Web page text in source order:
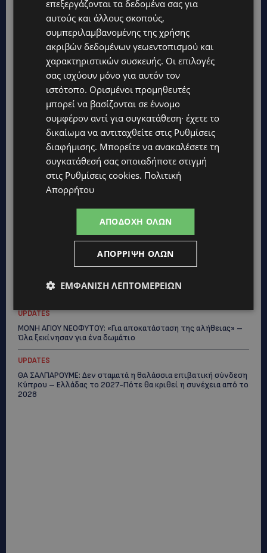
ΦΕΙΔΙΑΣ ΠΑΝΑΓΙΩΤΟΥ: Η εμφάνισή του στην εκδήλωση για
Ισαάκ και Σολωμού προκάλεσε αντιδράσεις – «Ασέβεια προς
τους νεκρούς»-(Φώτο)
UPDATES
ΔΗΜΟΣ ΛΑΤΣΙΩΝ – ΓΕΡΙΟΥ: Πάνω από 8.000 υπογραφές κατά
των Δομών Ανηλίκων – Ζητούν γραπτή δέσμευση από το
ΑΓΙΟΣ ΙΩΑΝΝΗΣ ΠΙΤΣΙΛΙΑΣ: Ξανανοίγει η πισίνα του χωριού –
Μια ανάσα δροσιάς για κατοίκους και επισκέπτες
LIFESTYLE
ΕΛΕΝΑ ΠΑΠΑΔΟΠΟΥΛΟΥ: Από τη σκηνή στην Αντιπροεδρία του
ΘΟΚ – «Μεγάλη τιμή και μεγάλη ευθύνη»
ARLA PROTEIN: Συνεχίζει να καινοτομεί με το Arla Protein Food
ΜΑΚΑΡΙΟΣ ΔΡΟΥΣΙΩΤΗΣ: «Δεν ξεκινήσαμε μόνοι μας» – Η
Αστυνομία ξεκαθαρίζει πώς άρχισε η έρευνα
UPDATES
ΜΟΝΗ ΑΓΙΟΥ ΝΕΟΦΥΤΟΥ: «Για αποκατάσταση της αλήθειας» –
Όλα ξεκίνησαν για ένα δωμάτιο
UPDATES
ΘΑ ΣΑΛΠΑΡΟΥΜΕ: Δεν σταματά η θαλάσσια επιβατική σύνδεση
Κύπρου – Ελλάδας το 2027-Πότε θα κριθεί η συνέχεια από το
2028
επεξεργάζονται τα δεδομένα σας για
αυτούς και άλλους σκοπούς,
συμπεριλαμβανομένης της χρήσης
ακριβών δεδομένων γεωεντοπισμού και
χαρακτηριστικών συσκευής. Οι επιλογές
σας ισχύουν μόνο για αυτόν τον
ιστότοπο. Ορισμένοι προμηθευτές
μπορεί να βασίζονται σε έννομο
συμφέρον αντί για συγκατάθεση· έχετε το
δικαίωμα να αντιταχθείτε στις Ρυθμίσεις
διαφήμισης. Μπορείτε να ανακαλέσετε τη
συγκατάθεσή σας οποιαδήποτε στιγμή
στις Ρυθμίσεις cookies. Πολιτική
Απορρήτου
ΑΠΟΔΟΧΉ ΌΛΩΝ
ΑΠΌΡΡΙΨΗ ΌΛΩΝ
ΕΜΦΆΝΙΣΗ ΛΕΠΤΟΜΕΡΕΙΏΝ